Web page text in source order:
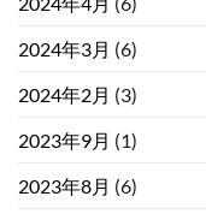
2024年3月 (6)
2024年2月 (3)
2023年9月 (1)
2023年8月 (6)